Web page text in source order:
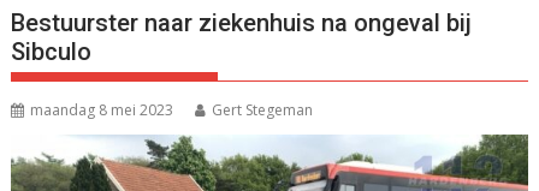
Bestuurster naar ziekenhuis na ongeval bij
Sibculo
maandag 8 mei 2023 Gert Stegeman